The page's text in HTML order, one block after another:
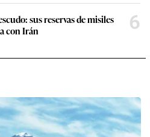
sus reservas de misiles
con Irán
6